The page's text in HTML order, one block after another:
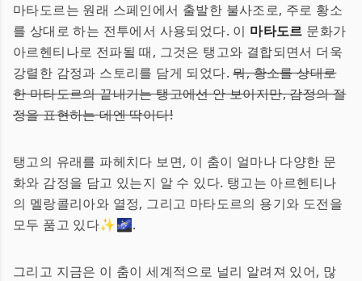
마타도르는 원래 스페인에서 출발한 불사조로, 주로 황소
를 상대로 하는 전투에서 사용되었다. 이 마타도르 문화가
아르헨티나로 전파될 때, 그것은 탱고와 결합되면서 더욱
강렬한 감정과 스토리를 담게 되었다.뭐, 황소를 상대로
한 마타도르의 끝내기는 탱고에선 안 보이지만, 감정의 절
정을 표현하는 데엔 딱이다!
탱고의 유래를 파헤치다 보면, 이 춤이 얼마나 다양한 문
화와 감정을 담고 있는지 알 수 있다. 탱고는 아르헨티나
의 멜랑콜리아와 열정, 그리고 마타도르의 용기와 도전을
모두 품고 있다✨🌌.
그리고 지금은 이 춤이 세계적으로 널리 알려져 있어, 많